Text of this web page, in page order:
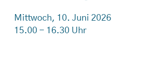
Mittwoch, 10. Juni 2026
15.00 - 16.30 Uhr